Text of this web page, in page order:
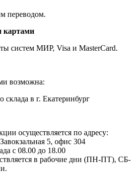
переводом.
картами
систем МИР, Visa и MasterCard.
возможна:
склада в г. Екатеринбург
осуществляется по адресу:
5, офис 304
с 08.00 до 18.00
в рабочие дни (ПН-ПТ), СБ-